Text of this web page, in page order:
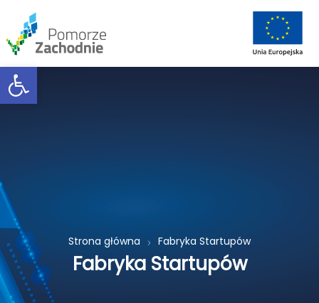
Open toolbar
Strona główna Fabryka Startupów
Fabryka Startupów